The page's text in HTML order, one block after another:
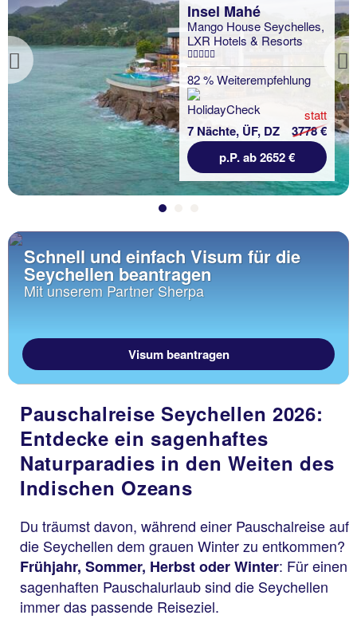
Previous
Insel Mahé
Mango House Seychelles,
LXR Hotels & Resorts
82 % Weiterempfehlung
7 Nächte, ÜF, DZ
statt
3778 €
p.P. ab 2652 €
Schnell und einfach Visum für die
Seychellen beantragen
Mit unserem Partner Sherpa
Visum beantragen
Pauschalreise Seychellen 2026:
Entdecke ein sagenhaftes
Naturparadies in den Weiten des
Indischen Ozeans
Du träumst davon, während einer Pauschalreise auf
die Seychellen dem grauen Winter zu entkommen?
Frühjahr, Sommer, Herbst oder Winter: Für einen
sagenhaften Pauschalurlaub sind die Seychellen
immer das passende Reiseziel.